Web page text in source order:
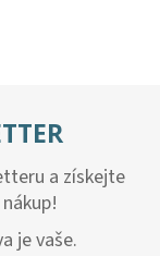
a získejte
je vaše.